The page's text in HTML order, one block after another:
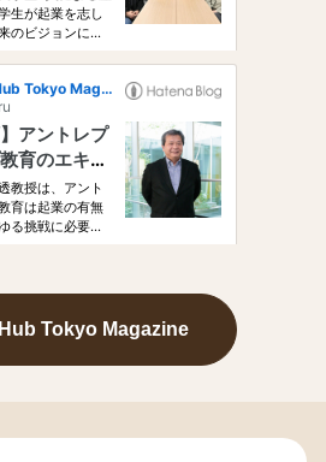
Tokyo Magazine